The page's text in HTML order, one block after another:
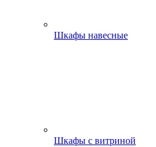
Шкафы навесные
Шкафы с витриной